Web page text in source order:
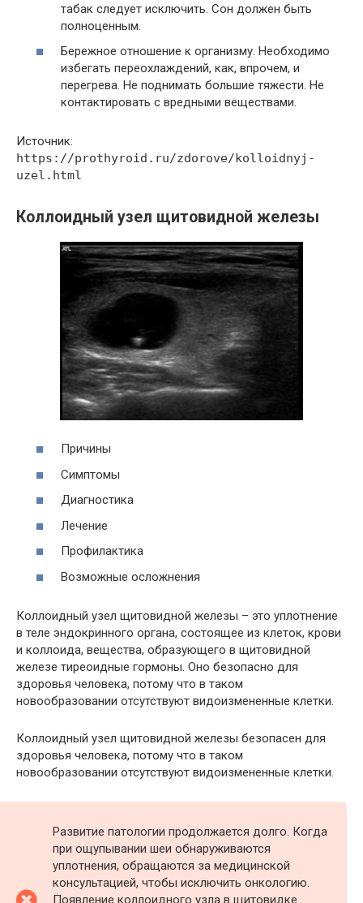
табак следует исключить. Сон должен быть
полноценным.
Бережное отношение к организму. Необходимо
избегать переохлаждений, как, впрочем, и
перегрева. Не поднимать большие тяжести. Не
контактировать с вредными веществами.
Источник:
https://prothyroid.ru/zdorove/kolloidnyj-
uzel.html
Коллоидный узел щитовидной железы
Причины
Симптомы
Диагностика
Лечение
Профилактика
Возможные осложнения
Коллоидный узел щитовидной железы – это уплотнение
в теле эндокринного органа, состоящее из клеток, крови
и коллоида, вещества, образующего в щитовидной
железе тиреоидные гормоны. Оно безопасно для
здоровья человека, потому что в таком
новообразовании отсутствуют видоизмененные клетки.
Коллоидный узел щитовидной железы безопасен для
здоровья человека, потому что в таком
новообразовании отсутствуют видоизмененные клетки.
Развитие патологии продолжается долго. Когда
при ощупывании шеи обнаруживаются
уплотнения, обращаются за медицинской
консультацией, чтобы исключить онкологию.
Появление коллоидного узла в щитовидке